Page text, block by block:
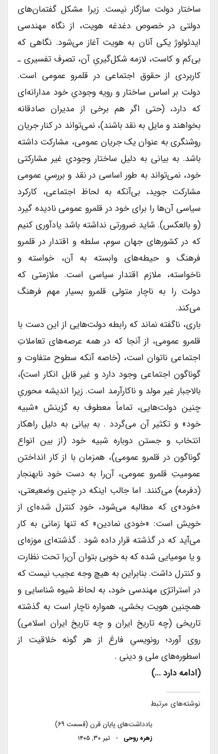
ساختار دولت سازگار نیست. زیرا مشکل گفتمان‌های
دولتی در خصوص دغدغه هویت، از نگاه مهندسی
ایدئولوژ یکی آنان به هویت آغاز می‌شود. نگاهی که
بی‌کم و کاست، لازمه شکل‌گیریِ آن، تصرف تفسیری ـ
کاربردی از حقوق اجتماعی در قلمرو عمومی است.
دولت بر اساس ساختار و رویه وجودیِ خود مدارانه‌ای
که دارد، (حتی اگر هم برخی از مدیران صادقانه
بخواهند و مایل به نقد باشند)، نمی‌تواند در کنار جریان
روشنگری به عنوان یک جریان عمومی، مشارکت داشته
باشد. به بیانی به دلیل ساختار وجودیِ غیر مشارکتی
خود، نمی‌تواند به طور اساسی در نقد و بررسیِ عمومی
مشارکت جوید، بی‌آنکه به لحاظ اجتماعی، کارکرد
سیاسی آن‌ها را برای خود در قلمرو عمومی نادیده گیرد
(و بالعکس). شاید ضرورتی نداشته باشد یادآوری کنیم
که در کشورهای جهان سوم، سلطه و اقتدار در قلمرو
فرهنگ و حیطه‌های وابسته به آن، خواسته و
ناخواسته، ملازم اقتدار سیاسی است. ملازمتی که
دولت را به ناچار متولی قلمرو بسیار مهم فرهنگ
می‌کند.
باری، ناگفته نماند که رابطه دولت‌هایی از این دست با
قلمرو عمومی، از آنجا که در همه عرصه‌های تعاملاتِ
اجتماعی ناتوان است، (خاصه آنکه سطوح متفاوت و
گوناگون اجتماعی وجود دارد و غیر قابل انکار است)،
بالاجبار غیر مولد و ناکارآرمد است. زیرا اندیشه محوریِ
چنین دولت‌هایی، تماماً معطوف به گزینش «شبیه
خود» و تکثیر آن می‌گردد . به بیانی به دلیل راهکار
انتخاب و جستن دوباره شبیه خود (از بین انواع
گوناگون در قلمرو عمومی)، همزمان با از کار انداختن
عمومیتِ قلمرو عمومی، آ‌ن‌را به دست خود نابهنجار
(دفرمه) می‌کنند. اما جالب اینکه در چنین وضعیعتی،
«خود»ی که مطالبه می‌‌شود، خودِ کنترل شده‌‌ای از
خویش است: «خودی نمادین» که تنها زمانی به کار
می‌آید که در گذشته قرار داده شود . گذشته‌ای موزه‌ای
و یا مومیایی شده که به خوبی بتوان آن‌را تحت نظارت
و کنترل داشت. بنابراین به هیچ وجه عجیب نیست که
در استراتژی مهندسی خود، به لحاظ شیوه شناسایی و
همچنین هویت ‌بخشی، همواره ناچار است به گذشته
تاریخی (چه تاریخ ایران و چه تاریخ ایران اسلامی)
روی آورد؛ رونویسیِ فارغ از هر گونه خلاقیت از
اسطوره‌های ملی و دینی .
(ادامه دارد …)
نوشته‌های مرتبط
یادداشت‌های پایان قرن (قسمت ۶۹)
زهره روحی تیر ۳۰, ۱۴۰۵